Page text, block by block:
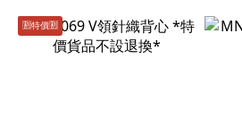
🈹️特價🈹️